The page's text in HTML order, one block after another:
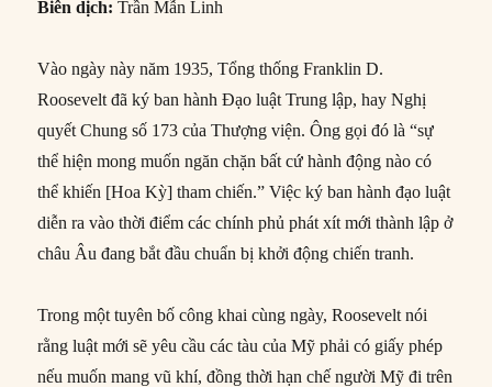
Biên dịch: Trần Mẫn Linh
Vào ngày này năm 1935, Tổng thống Franklin D.
Roosevelt đã ký ban hành Đạo luật Trung lập, hay Nghị
quyết Chung số 173 của Thượng viện. Ông gọi đó là “sự
thể hiện mong muốn ngăn chặn bất cứ hành động nào có
thể khiến [Hoa Kỳ] tham chiến.” Việc ký ban hành đạo luật
diễn ra vào thời điểm các chính phủ phát xít mới thành lập ở
châu Âu đang bắt đầu chuẩn bị khởi động chiến tranh.
Trong một tuyên bố công khai cùng ngày, Roosevelt nói
rằng luật mới sẽ yêu cầu các tàu của Mỹ phải có giấy phép
nếu muốn mang vũ khí, đồng thời hạn chế người Mỹ đi trên